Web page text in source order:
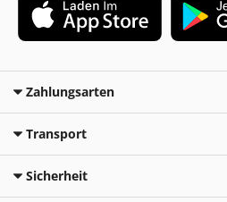
Zahlungsarten
Transport
Sicherheit